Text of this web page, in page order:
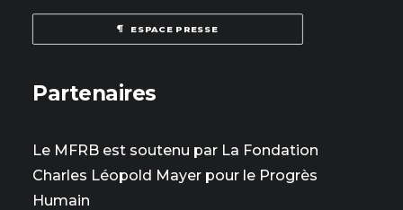
ESPACE PRESSE
Partenaires
Le MFRB est soutenu par La Fondation
Charles Léopold Mayer pour le Progrès
Humain